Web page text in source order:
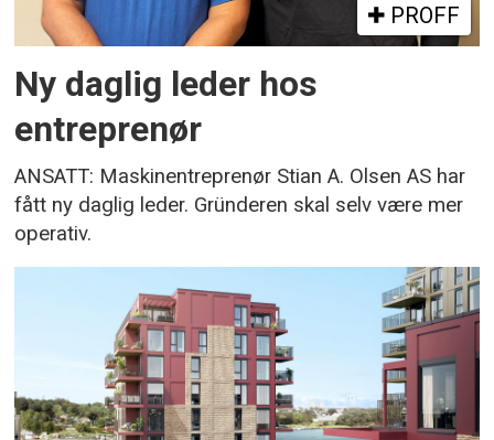
PROFF
Ny daglig leder hos
entreprenør
ANSATT: Maskinentreprenør Stian A. Olsen AS har
fått ny daglig leder. Gründeren skal selv være mer
operativ.